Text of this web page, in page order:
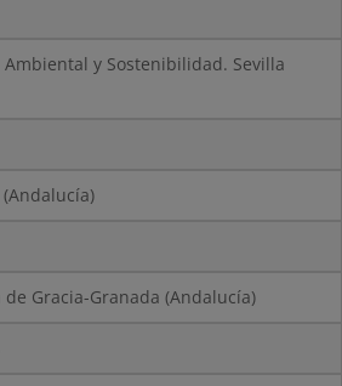
y Sostenibilidad. Sevilla
Gracia-Granada (Andalucía)